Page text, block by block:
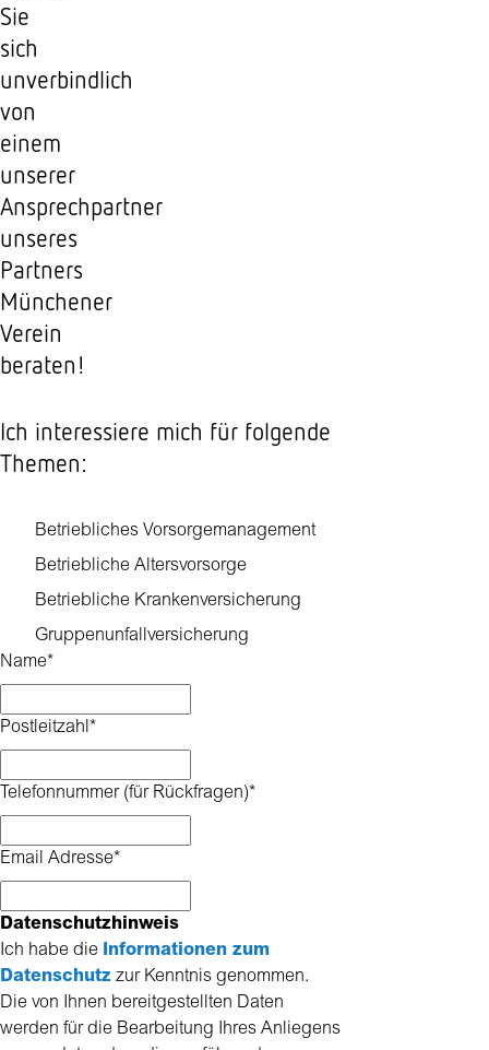
Sie
sich
unverbindlich
von
einem
unserer
Ansprechpartner
unseres
Partners
Münchener
Verein
beraten!
Ich interessiere mich für folgende
Themen:
Betriebliches Vorsorgemanagement
Betriebliche Altersvorsorge
Betriebliche Krankenversicherung
Gruppenunfallversicherung
Name*
Postleitzahl *
Telefonnummer (für Rückfragen)*
Email Adresse*
Datenschutzhinweis
Ich habe die
Informationen zum
Datenschutz zur Kenntnis genommen.
Die von Ihnen bereitgestellten Daten
werden für die Bearbeitung Ihres Anliegens